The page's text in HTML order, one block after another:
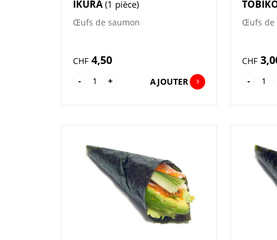
IKURA (1 pièce)
Œufs de saumon
CHF 4,50
-
quantité
+ AJOUTER
Œufs de
CHF
-